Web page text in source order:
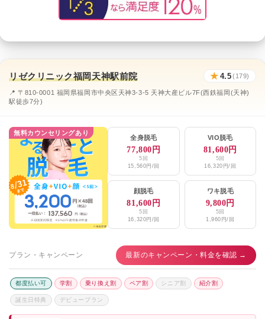
リゼクリニック福岡天神駅前院 ★ 4.5(179)
📍 〒810-0001 福岡県福岡市中央区天神3-3-5 天神大産ビル7F(西鉄福岡(天神)
駅徒歩7分)
無料カウンセリングあり
全身脱毛
77,800円
5回
15,560円/回
VIO脱毛
81,600円
5回
16,320円/回
顔脱毛
81,600円
5回
16,320円/回
ワキ脱毛
9,800円
5回
1,960円/回
プラン・キャンペーン 最新のキャンペーン・料金を確認 →
都度払い可 学割 乗り換え割 ペア割 シニア割 紹介割
誕生日特典 デビュープラン